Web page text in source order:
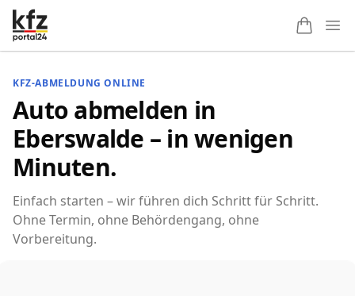
KFZ-ABMELDUNG ONLINE
Auto abmelden in
Eberswalde – in wenigen
Minuten.
Einfach starten – wir führen dich Schritt für Schritt.
Ohne Termin, ohne Behördengang, ohne
Vorbereitung.